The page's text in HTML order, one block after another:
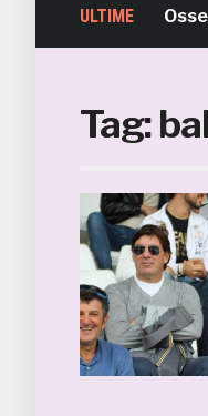
ULTIME
Samb,
Tag: